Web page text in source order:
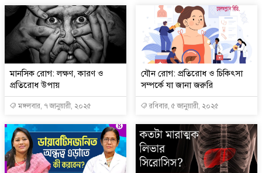
মানসিক রোগ: লক্ষণ, কারণ ও
প্রতিরোধ উপায়
মঙ্গলবার, ৭ জানুয়ারী, ২০২৫
যৌন রোগ: প্রতিরোধ ও চিকিৎসা
সম্পর্কে যা জানা জরুরি
রবিবার, ৫ জানুয়ারী, ২০২৫